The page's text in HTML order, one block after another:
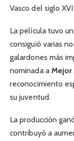
Vasco del siglo
La película tuvo
consiguió varias
galardones más
nominada a Mejor
reconocimiento
su juventud.
La producción
contribuyó a